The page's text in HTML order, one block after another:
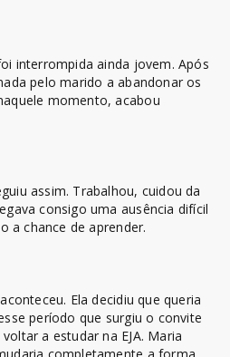
interrompida ainda jovem. Após
pelo marido a abandonar os
momento, acabou
assim. Trabalhou, cuidou da
consigo uma ausência difícil
a chance de aprender.
Ela decidiu que queria
período que surgiu o convite
a estudar na EJA. Maria